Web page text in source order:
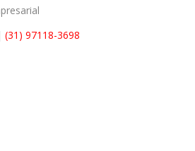
(31) 97118-3698